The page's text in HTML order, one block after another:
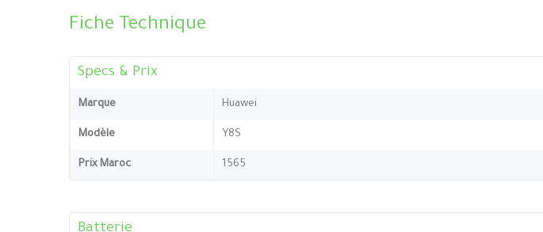
Fiche Technique
Specs & Prix
Marque Huawei
Modèle Y8S
Prix Maroc 1565
Batterie